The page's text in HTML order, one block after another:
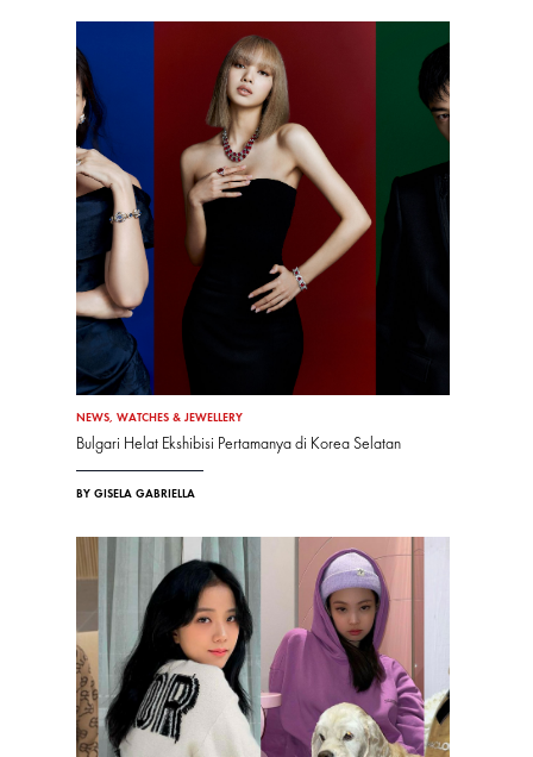
NEWS, WATCHES & JEWELLERY
Bulgari Helat Ekshibisi Pertamanya di Korea Selatan
BY GISELA GABRIELLA